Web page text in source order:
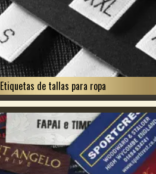
Etiquetas de tallas para ropa